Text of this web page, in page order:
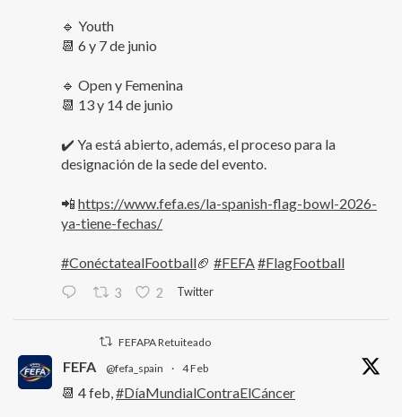
🔹 Youth
📆 6 y 7 de junio
🔹 Open y Femenina
📆 13 y 14 de junio
✔️ Ya está abierto, además, el proceso para la
designación de la sede del evento.
📲 https://www.fefa.es/la-spanish-flag-bowl-2026-
ya-tiene-fechas/
#ConéctatealFootball🏈 #FEFA#FlagFootball
3 2 Twitter
FEFAPA Retuiteado
FEFA @fefa_spain · 4 Feb
📆 4 feb,#DíaMundialContraElCáncer